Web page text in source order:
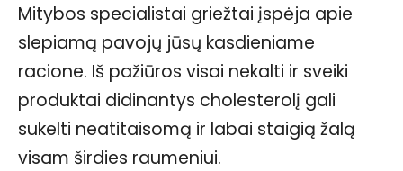
Mitybos specialistai griežtai įspėja apie
slepiamą pavojų jūsų kasdieniame
racione. Iš pažiūros visai nekalti ir sveiki
produktai didinantys cholesterolį gali
sukelti neatitaisomą ir labai staigią žalą
visam širdies raumeniui.